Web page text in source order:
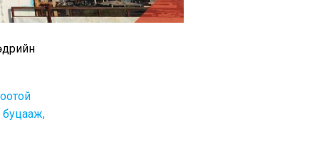
буцааж,